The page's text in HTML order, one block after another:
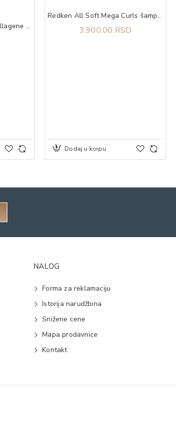
L'OREAL Paris Volume Collagene Million Lashes Extra Black Maskara
Redken All Soft Mega Curls šampon 300 ml
3.900,00 RSD
Dodaj u korpu
NALOG
Forma za reklamaciju
Istorija narudžbina
Snižene cene
Mapa prodavnice
Kontakt